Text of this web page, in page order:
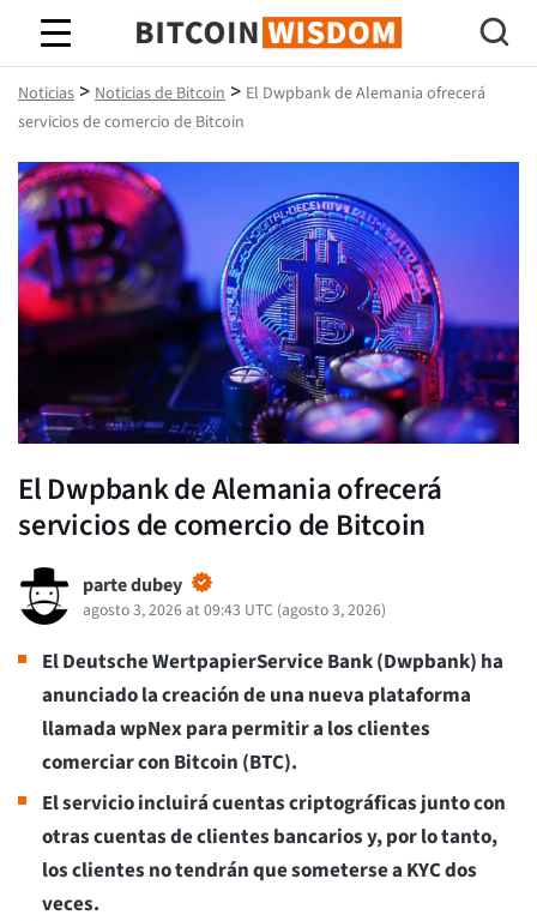
Sabiduría de Bitcoin
Noticias > Noticias de Bitcoin > El Dwpbank de Alemania ofrecerá
servicios de comercio de Bitcoin
El Dwpbank de Alemania ofrecerá
servicios de comercio de Bitcoin
parte dubey
agosto 3, 2026 at 09:43 UTC (agosto 3, 2026)
El Deutsche WertpapierService Bank (Dwpbank) ha
anunciado la creación de una nueva plataforma
llamada wpNex para permitir a los clientes
comerciar con Bitcoin (BTC).
El servicio incluirá cuentas criptográficas junto con
otras cuentas de clientes bancarios y, por lo tanto,
los clientes no tendrán que someterse a KYC dos
veces.